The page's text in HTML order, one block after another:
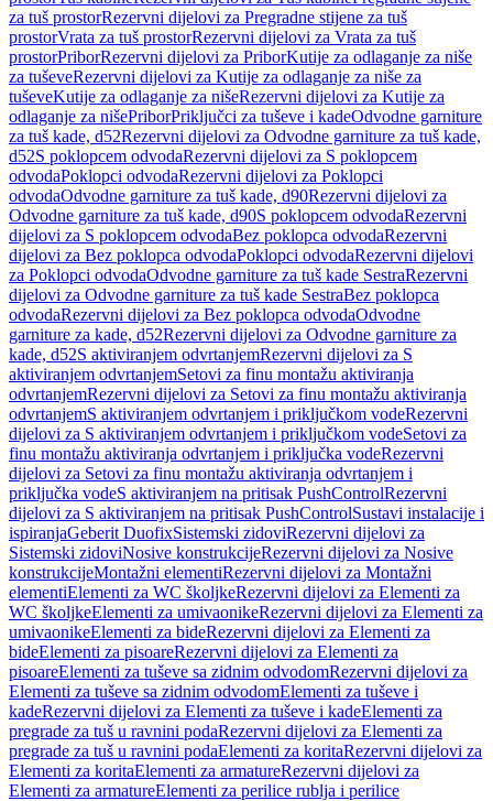
za tuš prostorRezervni dijelovi za Pregradne stijene za tuš
prostorVrata za tuš prostorRezervni dijelovi za Vrata za tuš
prostorPriborRezervni dijelovi za PriborKutije za odlaganje za niše
za tuševeRezervni dijelovi za Kutije za odlaganje za niše za
tuševeKutije za odlaganje za nišeRezervni dijelovi za Kutije za
odlaganje za nišePriborPriključci za tuševe i kadeOdvodne garniture
za tuš kade, d52Rezervni dijelovi za Odvodne garniture za tuš kade,
d52S poklopcem odvodaRezervni dijelovi za S poklopcem
odvodaPoklopci odvodaRezervni dijelovi za Poklopci
odvodaOdvodne garniture za tuš kade, d90Rezervni dijelovi za
Odvodne garniture za tuš kade, d90S poklopcem odvodaRezervni
dijelovi za S poklopcem odvodaBez poklopca odvodaRezervni
dijelovi za Bez poklopca odvodaPoklopci odvodaRezervni dijelovi
za Poklopci odvodaOdvodne garniture za tuš kade SestraRezervni
dijelovi za Odvodne garniture za tuš kade SestraBez poklopca
odvodaRezervni dijelovi za Bez poklopca odvodaOdvodne
garniture za kade, d52Rezervni dijelovi za Odvodne garniture za
kade, d52S aktiviranjem odvrtanjemRezervni dijelovi za S
aktiviranjem odvrtanjemSetovi za finu montažu aktiviranja
odvrtanjemRezervni dijelovi za Setovi za finu montažu aktiviranja
odvrtanjemS aktiviranjem odvrtanjem i priključkom vodeRezervni
dijelovi za S aktiviranjem odvrtanjem i priključkom vodeSetovi za
finu montažu aktiviranja odvrtanjem i priključka vodeRezervni
dijelovi za Setovi za finu montažu aktiviranja odvrtanjem i
priključka vodeS aktiviranjem na pritisak PushControlRezervni
dijelovi za S aktiviranjem na pritisak PushControlSustavi instalacije i
ispiranjaGeberit DuofixSistemski zidoviRezervni dijelovi za
Sistemski zidoviNosive konstrukcijeRezervni dijelovi za Nosive
konstrukcijeMontažni elementiRezervni dijelovi za Montažni
elementiElementi za WC školjkeRezervni dijelovi za Elementi za
WC školjkeElementi za umivaonikeRezervni dijelovi za Elementi za
umivaonikeElementi za bideRezervni dijelovi za Elementi za
bideElementi za pisoareRezervni dijelovi za Elementi za
pisoareElementi za tuševe sa zidnim odvodomRezervni dijelovi za
Elementi za tuševe sa zidnim odvodomElementi za tuševe i
kadeRezervni dijelovi za Elementi za tuševe i kadeElementi za
pregrade za tuš u ravnini podaRezervni dijelovi za Elementi za
pregrade za tuš u ravnini podaElementi za koritaRezervni dijelovi za
Elementi za koritaElementi za armatureRezervni dijelovi za
Elementi za armatureElementi za perilice rublja i perilice